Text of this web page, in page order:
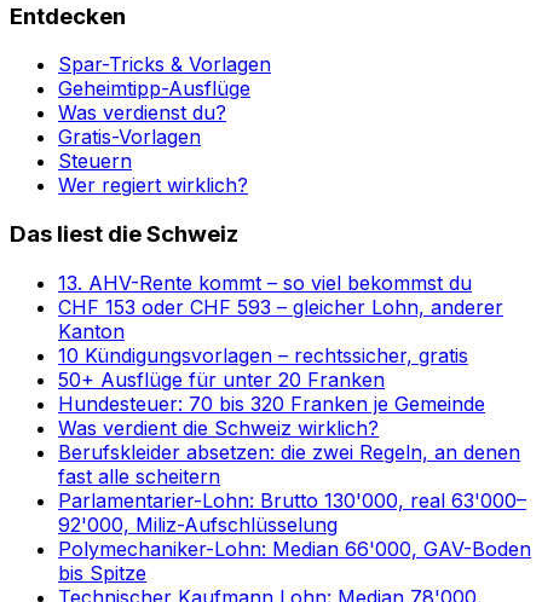
Entdecken
Spar-Tricks & Vorlagen
Geheimtipp-Ausflüge
Was verdienst du?
Gratis-Vorlagen
Steuern
Wer regiert wirklich?
Das liest die Schweiz
13. AHV-Rente kommt – so viel bekommst du
CHF 153 oder CHF 593 – gleicher Lohn, anderer
Kanton
10 Kündigungsvorlagen – rechtssicher, gratis
50+ Ausflüge für unter 20 Franken
Hundesteuer: 70 bis 320 Franken je Gemeinde
Was verdient die Schweiz wirklich?
Berufskleider absetzen: die zwei Regeln, an denen
fast alle scheitern
Parlamentarier-Lohn: Brutto 130'000, real 63'000–
92'000, Miliz-Aufschlüsselung
Polymechaniker-Lohn: Median 66'000, GAV-Boden
bis Spitze
Technischer Kaufmann Lohn: Median 78'000,